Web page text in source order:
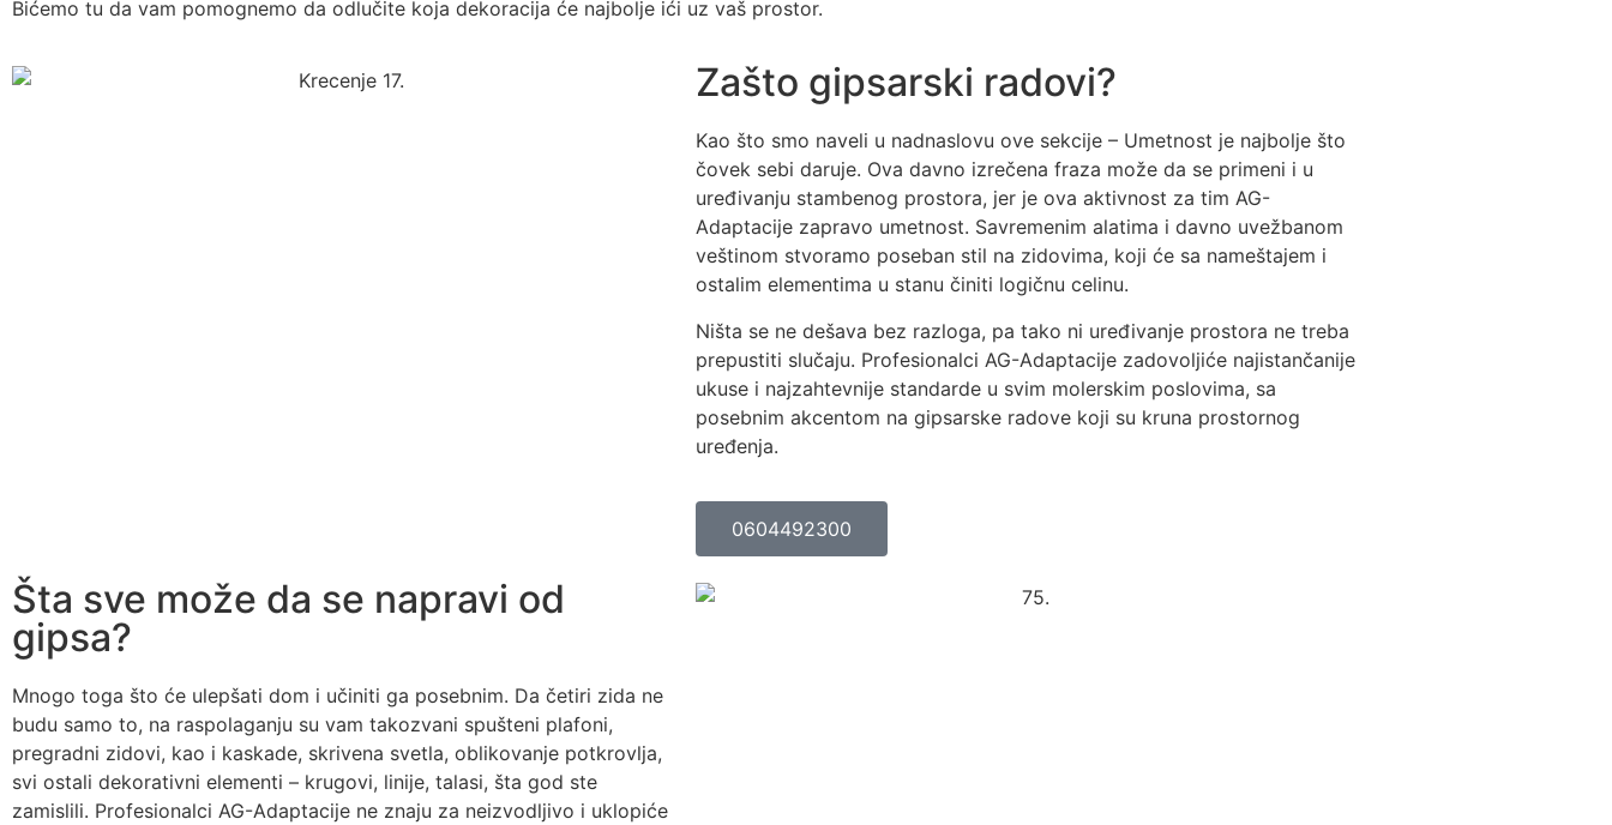
Bićemo tu da vam pomognemo da odlučite koja dekoracija će najbolje ići uz vaš prostor.
Zašto gipsarski radovi?
Kao što smo naveli u nadnaslovu ove sekcije – Umetnost je najbolje što
čovek sebi daruje. Ova davno izrečena fraza može da se primeni i u
uređivanju stambenog prostora, jer je ova aktivnost za tim AG-
Adaptacije zapravo umetnost. Savremenim alatima i davno uvežbanom
veštinom stvoramo poseban stil na zidovima, koji će sa nameštajem i
ostalim elementima u stanu činiti logičnu celinu.
Ništa se ne dešava bez razloga, pa tako ni uređivanje prostora ne treba
prepustiti slučaju. Profesionalci AG-Adaptacije zadovoljiće najistančanije
ukuse i najzahtevnije standarde u svim molerskim poslovima, sa
posebnim akcentom na gipsarske radove koji su kruna prostornog
uređenja.
0604492300
Šta sve može da se napravi od
gipsa?
Mnogo toga što će ulepšati dom i učiniti ga posebnim. Da četiri zida ne
budu samo to, na raspolaganju su vam takozvani spušteni plafoni,
pregradni zidovi, kao i kaskade, skrivena svetla, oblikovanje potkrovlja,
svi ostali dekorativni elementi – krugovi, linije, talasi, šta god ste
zamislili. Profesionalci AG-Adaptacije ne znaju za neizvodljivo i uklopiće